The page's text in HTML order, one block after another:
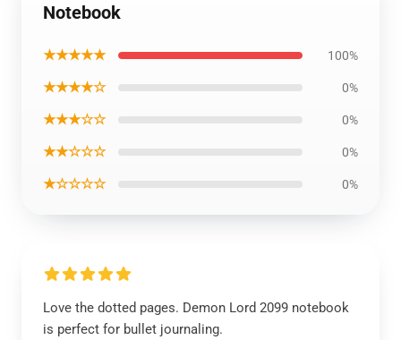
Notebook
★★★★★ 100%
★★★★☆ 0%
★★★☆☆ 0%
★★☆☆☆ 0%
★☆☆☆☆ 0%
Love the dotted pages. Demon Lord 2099 notebook
is perfect for bullet journaling.